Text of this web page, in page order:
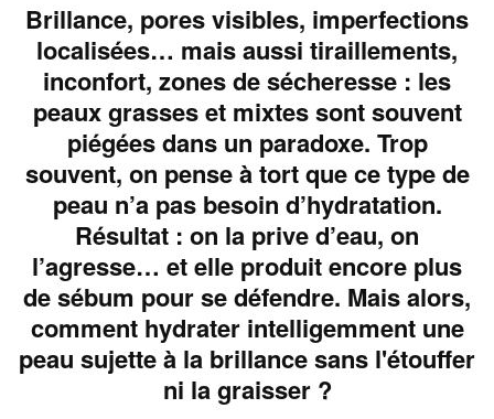
Brillance, pores visibles, imperfections
localisées… mais aussi tiraillements,
inconfort, zones de sécheresse : les
peaux grasses et mixtes sont souvent
piégées dans un paradoxe. Trop
souvent, on pense à tort que ce type de
peau n’a pas besoin d’hydratation.
Résultat : on la prive d’eau, on
l’agresse… et elle produit encore plus
de sébum pour se défendre. Mais alors,
comment hydrater intelligemment une
peau sujette à la brillance sans l'étouffer
ni la graisser ?